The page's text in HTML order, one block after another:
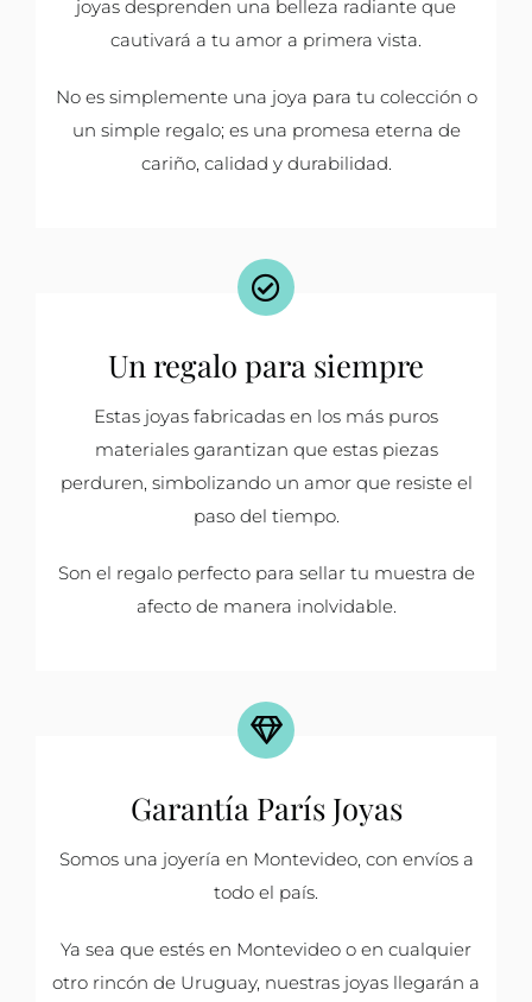
joyas desprenden una belleza radiante que
cautivará a tu amor a primera vista.
No es simplemente una joya para tu colección o
un simple regalo; es una promesa eterna de
cariño, calidad y durabilidad.
Un regalo para siempre
Estas joyas fabricadas en los más puros
materiales garantizan que estas piezas
perduren, simbolizando un amor que resiste el
paso del tiempo.
Son el regalo perfecto para sellar tu muestra de
afecto de manera inolvidable.
Garantía París Joyas
Somos una joyería en Montevideo, con envíos a
todo el país.
Ya sea que estés en Montevideo o en cualquier
otro rincón de Uruguay, nuestras joyas llegarán a